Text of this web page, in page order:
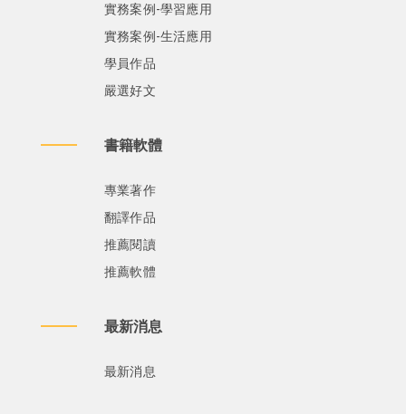
實務案例-學習應用
實務案例-生活應用
學員作品
嚴選好文
書籍軟體
專業著作
翻譯作品
推薦閱讀
推薦軟體
最新消息
最新消息